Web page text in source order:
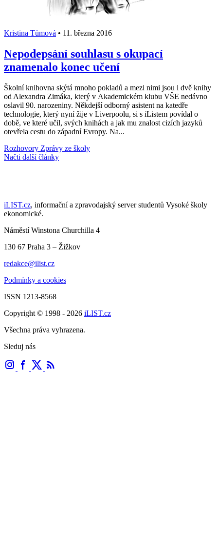
Kristina Tůmová • 11. března 2016
Nepodepsání souhlasu s okupací
znamenalo konec učení
Školní knihovna skýtá mnoho pokladů a mezi nimi jsou i dvě knihy
od Alexandra Zimáka, který v Akademickém klubu VŠE nedávno
oslavil 90. narozeniny. Někdejší odborný asistent na katedře
technologie, který nyní žije v Liverpoolu, si s iListem povídal o
době, ve které učil, svých knihách a jak mu znalost cizích jazyků
otevřela cestu do západní Evropy. Na...
Rozhovory Zprávy ze školy
Načti další články
iLIST.cz, informační a zpravodajský server studentů Vysoké školy
ekonomické.
Náměstí Winstona Churchilla 4
130 67 Praha 3 – Žižkov
redakce@ilist.cz
Podmínky a cookies
ISSN 1213-8568
Copyright © 1998 - 2026 iLIST.cz
Všechna práva vyhrazena.
Sleduj nás